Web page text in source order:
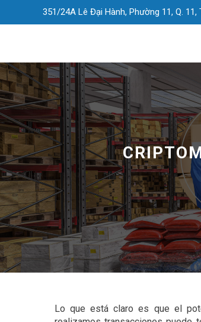
351/24A Lê Đại Hành, Phường 11, Q. 11,
Lo que está claro es que el